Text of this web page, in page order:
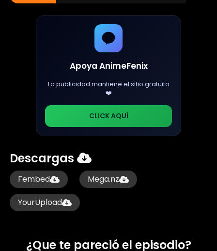
Apoya AnimeFenix
La publicidad mantiene el sitio gratuito
❤️
CLICK AQUÍ
Descargas
Fembed Mega.nz
YourUpload
¿Que te pareció el episodio?